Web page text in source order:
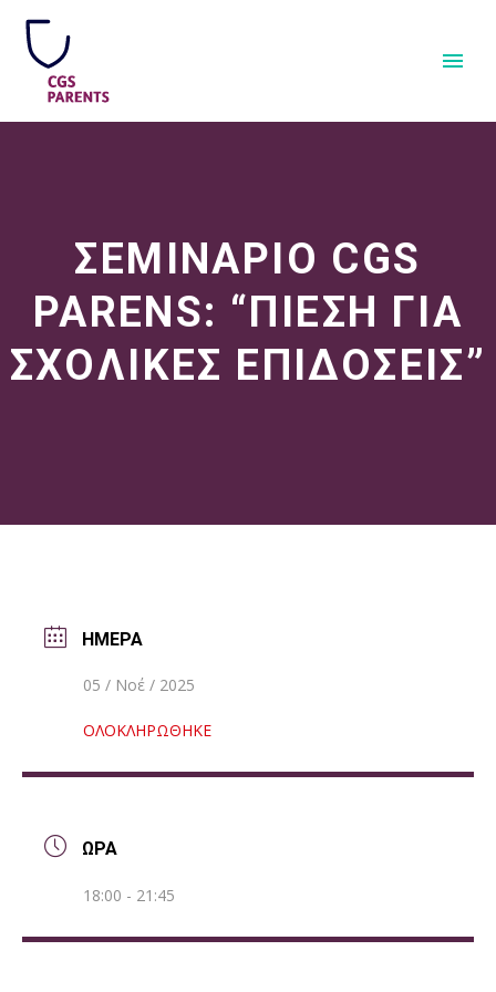
ΣΕΜΙΝΑΡΙΟ CGS
PARENS: “ΠΙΕΣΗ ΓΙΑ
ΣΧΟΛΙΚΕΣ ΕΠΙΔΟΣΕΙΣ”
ΗΜΕΡΑ
05 / Νοέ / 2025
ΟΛΟΚΛΗΡΩΘΗΚΕ
ΩΡΑ
18:00 - 21:45